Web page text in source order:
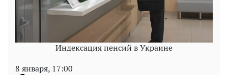
Индексация пенсий в Украине
8 января, 17:00